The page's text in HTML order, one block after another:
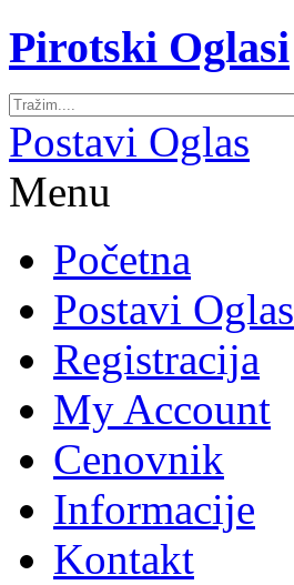
Pirotski Oglasi
Postavi Oglas
Menu
Početna
Postavi Oglas
Registracija
My Account
Cenovnik
Informacije
Kontakt